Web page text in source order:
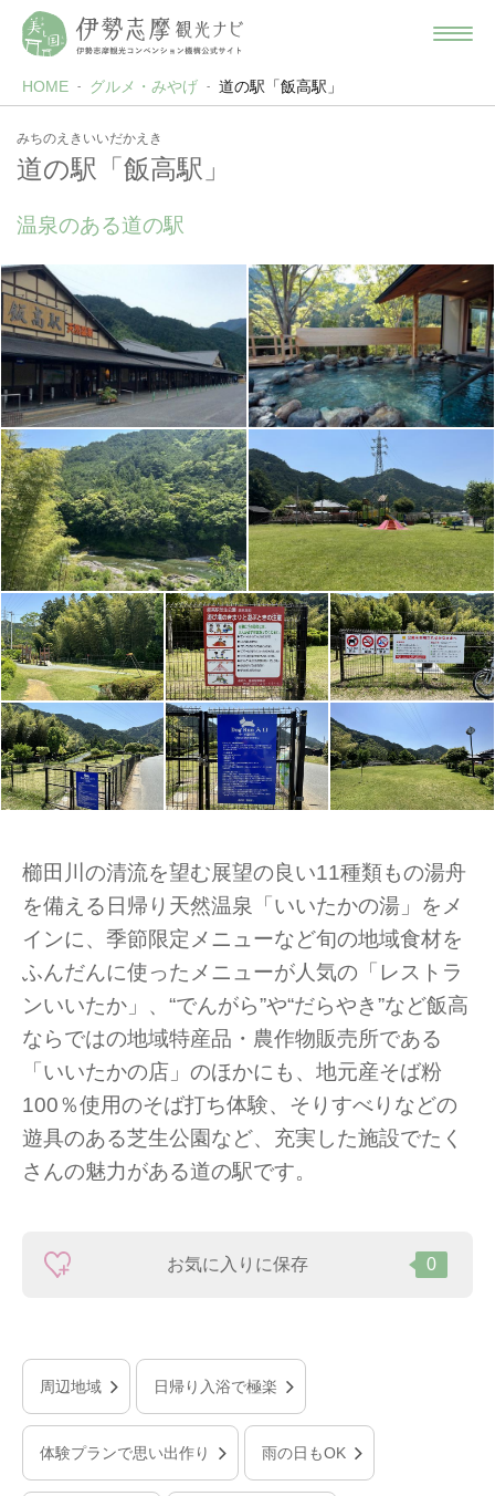
HOME グルメ・みやげ 道の駅「飯高駅」
みちのえきいいだかえき
道の駅「飯高駅」
温泉のある道の駅
櫛田川の清流を望む展望の良い11種類もの湯舟
を備える日帰り天然温泉「いいたかの湯」をメ
インに、季節限定メニューなど旬の地域食材を
ふんだんに使ったメニューが人気の「レストラ
ンいいたか」、“でんがら”や“だらやき”など飯高
ならではの地域特産品・農作物販売所である
「いいたかの店」のほかにも、地元産そば粉
100％使用のそば打ち体験、そりすべりなどの
遊具のある芝生公園など、充実した施設でたく
さんの魅力がある道の駅です。
お気に入りに保存 0
周辺地域 日帰り入浴で極楽
体験プランで思い出作り 雨の日もOK